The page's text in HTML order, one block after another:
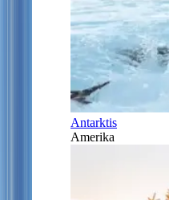
Antarktis
Amerika